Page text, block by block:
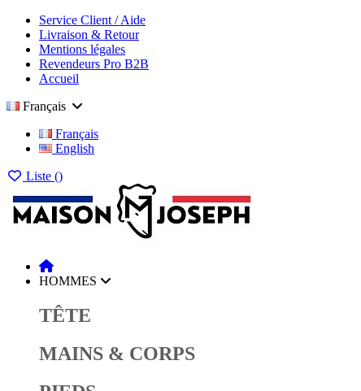
Service Client / Aide
Livraison & Retour
Mentions légales
Revendeurs Pro B2B
Accueil
Français
Français
English
Liste ()
HOMMES
TÊTE
MAINS & CORPS